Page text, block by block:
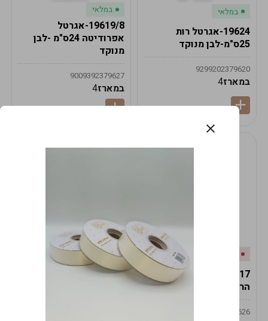
במלאי
19624-אגרטל רות
25ס"מ-לבן מנוקד
9299202379620
במארז4
במלאי
19619/8-אגרטל
אפרודיטה 24ס"מ -לבן
מנוקד
9009392379627
במארז4
19617-2/17-אגרטל
הרמס 19ס"מ -לבן נקי
9009492379626
במלאי
19617/6-אגרטל הרמס